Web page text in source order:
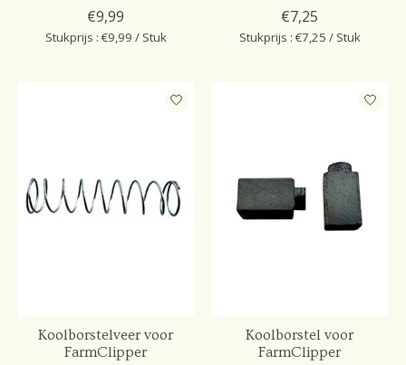
€9,99
Stukprijs : €9,99 / Stuk
€7,25
Stukprijs : €7,25 / Stuk
Koolborstelveer voor
FarmClipper
Koolborstel voor
FarmClipper